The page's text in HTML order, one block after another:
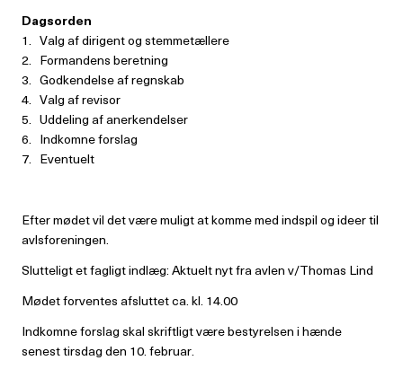
Dagsorden
1. Valg af dirigent og stemmetællere
2. Formandens beretning
3. Godkendelse af regnskab
4. Valg af revisor
5. Uddeling af anerkendelser
6. Indkomne forslag
7. Eventuelt
Efter mødet vil det være muligt at komme med indspil og ideer til
avlsforeningen.
Slutteligt et fagligt indlæg: Aktuelt nyt fra avlen v/Thomas Lind
Mødet forventes afsluttet ca. kl. 14.00
Indkomne forslag skal skriftligt være bestyrelsen i hænde
senest tirsdag den 10. februar.